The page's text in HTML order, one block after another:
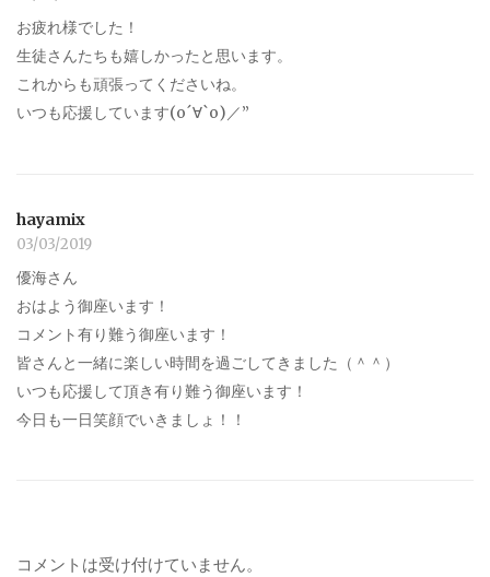
お疲れ様でした！
生徒さんたちも嬉しかったと思います。
これからも頑張ってくださいね。
いつも応援しています(о´∀`о)／”
hayamix
03/03/2019
優海さん
おはよう御座います！
コメント有り難う御座います！
皆さんと一緒に楽しい時間を過ごしてきました（＾＾）
いつも応援して頂き有り難う御座います！
今日も一日笑顔でいきましょ！！
コメントは受け付けていません。